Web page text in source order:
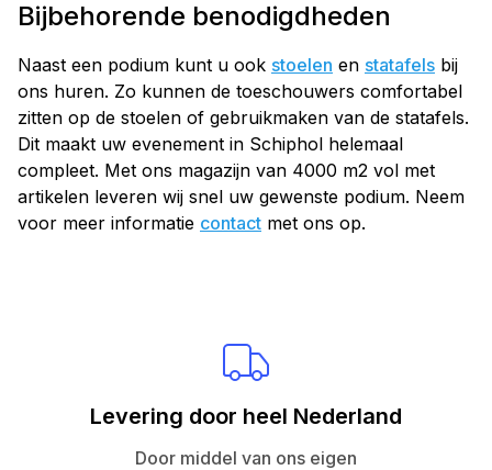
Bijbehorende benodigdheden
Naast een podium kunt u ook stoelen en statafels bij
ons huren. Zo kunnen de toeschouwers comfortabel
zitten op de stoelen of gebruikmaken van de statafels.
Dit maakt uw evenement in Schiphol helemaal
compleet. Met ons magazijn van 4000 m2 vol met
artikelen leveren wij snel uw gewenste podium. Neem
voor meer informatie contact met ons op.
Levering door heel Nederland
Door middel van ons eigen